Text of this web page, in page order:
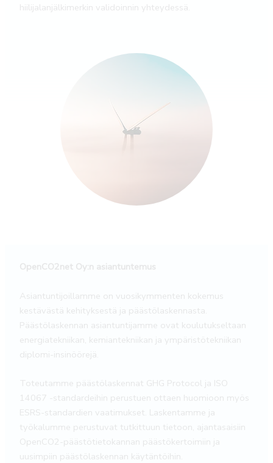
hiilijalanjälkimerkin validoinnin yhteydessä.
OpenCO2net Oy:n asiantuntemus
Asiantuntijoillamme on vuosikymmenten kokemus
kestävästä kehityksestä ja päästölaskennasta.
Päästölaskennan asiantuntijamme ovat koulutukseltaan
energiatekniikan, kemiantekniikan ja ympäristötekniikan
diplomi-insinöörejä.
Toteutamme päästölaskennat GHG Protocol ja ISO
14067 -standardeihin perustuen ottaen huomioon myös
ESRS-standardien vaatimukset. Laskentamme ja
työkalumme perustuvat tutkittuun tietoon, ajantasaisiin
OpenCO2-päästötietokannan päästökertoimiin ja
uusimpiin päästölaskennan käytäntöihin.